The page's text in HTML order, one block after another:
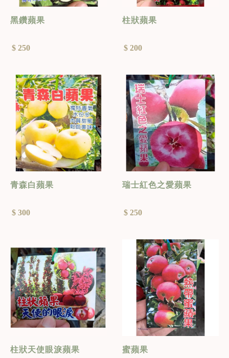
黑鑽蘋果
$ 250
柱狀蘋果
$ 200
青森白蘋果
$ 300
瑞士紅色之愛蘋果
$ 250
柱狀天使眼淚蘋果 蜜蘋果